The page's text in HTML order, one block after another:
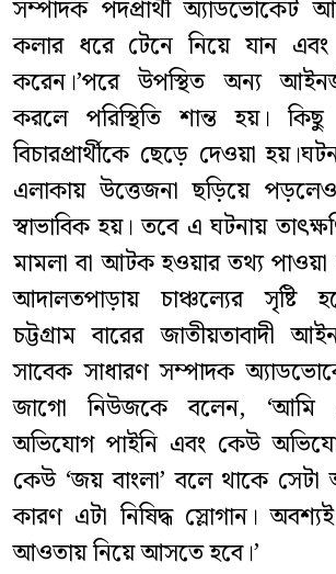
সম্পাদক পদপ্রার্থী
কলার ধরে টেনে নিয়ে যান এবং
করেন।’পরে উপস্থিত অন্য
করলে পরিস্থিতি শান্ত হয়।
বিচারপ্রার্থীকে ছেড়ে দেওয়া
এলাকায় উত্তেজনা ছড়িয়ে পড়লেও
স্বাভাবিক হয়। তবে এ ঘটনায়
মামলা বা আটক হওয়ার তথ্য পাওয়া
আদালতপাড়ায় চাঞ্চল্যের সৃষ্টি
চট্টগ্রাম বারের জাতীয়তাবাদী
সাবেক সাধারণ সম্পাদক
জাগো নিউজকে বলেন,
অভিযোগ পাইনি এবং কেউ
কেউ ‘জয় বাংলা’ বলে থাকে
কারণ এটা নিষিদ্ধ স্লোগান।
আওতায় নিয়ে আসতে হবে।’